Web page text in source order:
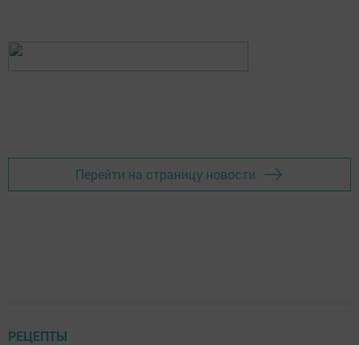
Перейти на страницу новости
РЕЦЕПТЫ